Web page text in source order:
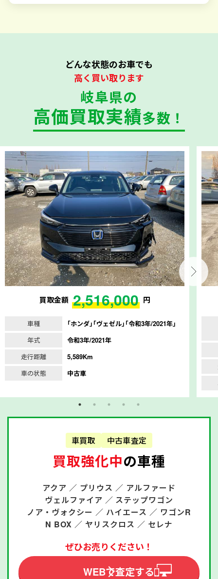
どんな状態のお車でも
高く買い取ります
岐阜県の
高価買取実績多数！
買取金額 2,516,000 円
車種
｢ホンダ｣｢ヴェゼル｣｢令和3年/2021年｣
年式
令和3年/2021年
走行距離
5,589Km
車の状態
中古車
車買取 中古車査定
買取強化中の車種
アクア ／ プリウス ／ アルファード
ヴェルファイア ／ ステップワゴン
ノア・ヴォクシー ／ ハイエース ／ ワゴンR
N BOX ／ ヤリスクロス ／ セレナ
ぜひお売りください！
WEBで査定する